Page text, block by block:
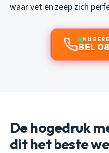
waar vet en zeep zich
NU
BEL
De hogedruk
dit het beste